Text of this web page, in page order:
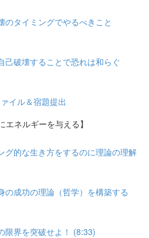
タイミングでやるべきこと
破壊することで恐れは和らぐ
イル＆宿題提出
ネルギーを与える】
的な生き方をするのに理論の理解
成功の理論（哲学）を構築する
界を突破せよ！ (8:33)